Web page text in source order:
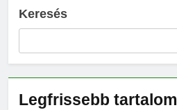
Keresés
Legfrissebb tartalom